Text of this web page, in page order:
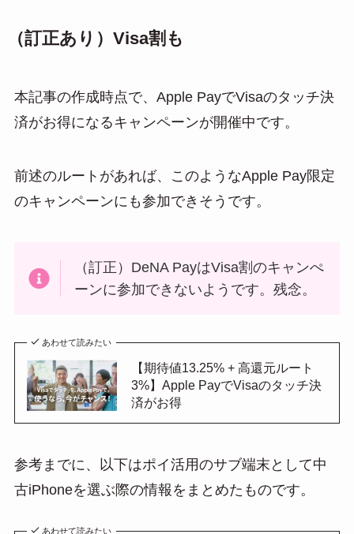
（訂正あり）Visa割も
本記事の作成時点で、Apple PayでVisaのタッチ決
済がお得になるキャンペーンが開催中です。
前述のルートがあれば、このようなApple Pay限定
のキャンペーンにも参加できそうです。
（訂正）DeNA PayはVisa割のキャンぺ
ーンに参加できないようです。残念。
あわせて読みたい
【期待値13.25% + 高還元ルート
3%】Apple PayでVisaのタッチ決
済がお得
参考までに、以下はポイ活用のサブ端末として中
古iPhoneを選ぶ際の情報をまとめたものです。
あわせて読みたい